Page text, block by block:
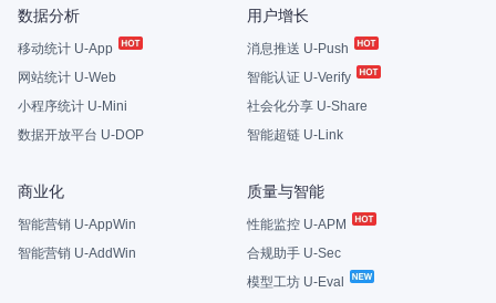
数据分析
移动统计 U-App
网站统计 U-Web
小程序统计 U-Mini
数据开放平台 U-DOP
用户增长
消息推送 U-Push
智能认证 U-Verify
社会化分享 U-Share
智能超链 U-Link
商业化
智能营销 U-AppWin
智能营销 U-AddWin
质量与智能
性能监控 U-APM
合规助手 U-Sec
模型工坊 U-Eval